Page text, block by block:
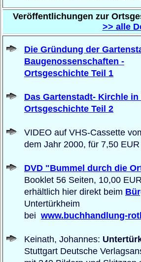
Veröffentlichungen zur
>> alle
Die Gründung der
Baugenossenschaften -
Ortsgeschichte Teil 1
Das Gartenstadt- Kirchle
Ortsgeschichte Teil 2
VIDEO auf VHS-Cassette
dem Jahr 2000, für 7,50
DVD "Bummel durch die
Booklet 56 Seiten, 10,00
erhältlich hier direkt beim
Untertürkheim
bei www.buchhandlung-
Keinath, Johannes:
Stuttgart Deutsche